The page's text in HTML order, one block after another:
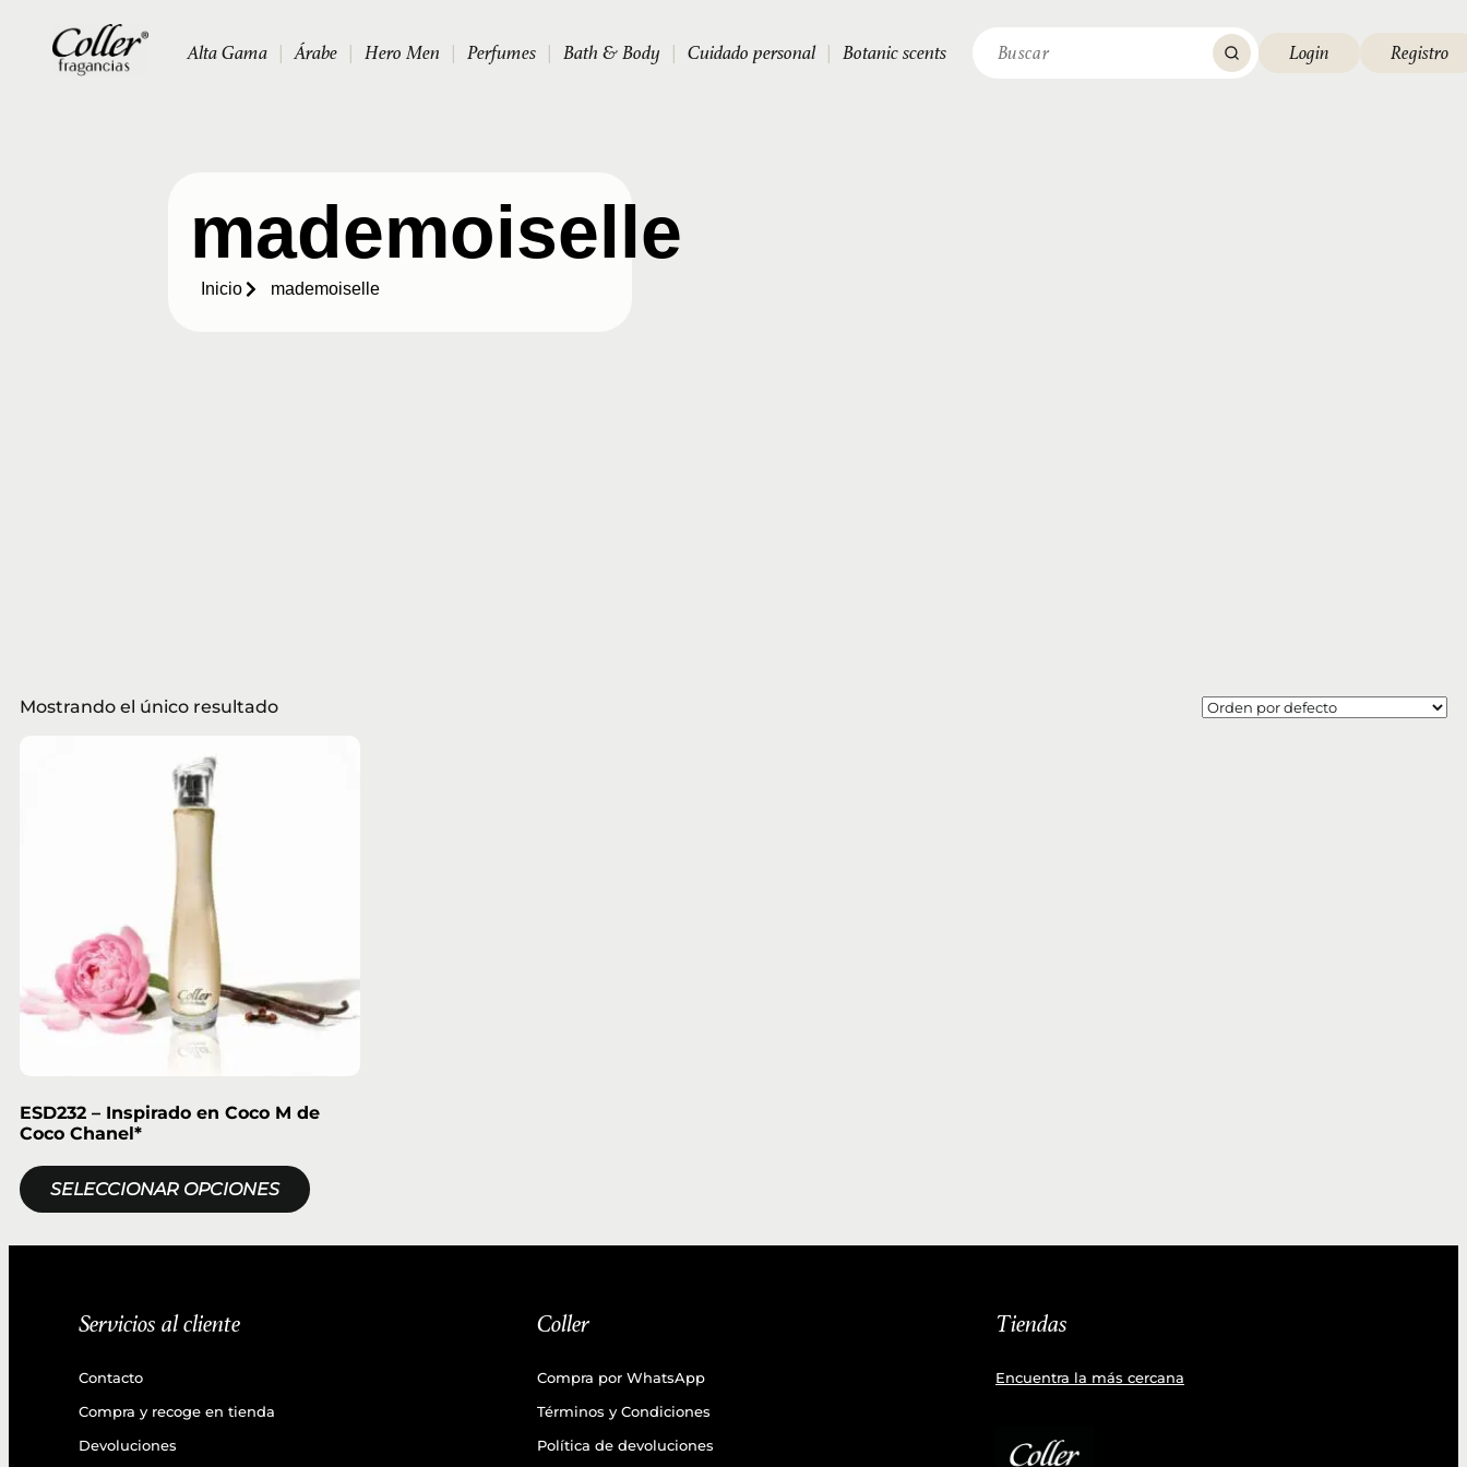
Alta Gama Árabe Hero Men Perfumes Bath & Body Cuidado personal Botanic scents Login Registro
mademoiselle
Inicio mademoiselle
Mostrando el único resultado
ESD232 – Inspirado en Coco M de
Coco Chanel*
SELECCIONAR OPCIONES
Servicios al cliente
Contacto
Compra y recoge en tienda
Devoluciones
Coller
Compra por WhatsApp
Términos y Condiciones
Política de devoluciones
Tiendas
Encuentra la más cercana